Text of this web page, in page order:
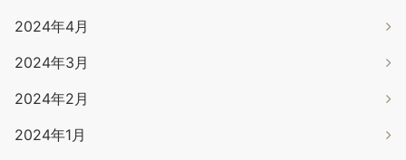
2024年4月
2024年3月
2024年2月
2024年1月